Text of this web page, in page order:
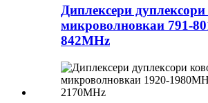
Диплексери
микроволновкаи 791-
842MHz